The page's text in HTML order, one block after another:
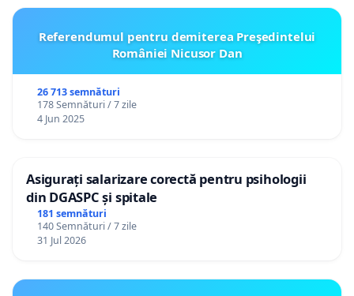
Referendumul pentru demiterea Preşedintelui
României Nicusor Dan
26 713 semnături
178 Semnături / 7 zile
4 Jun 2025
Asigurați salarizare corectă pentru psihologii
din DGASPC și spitale
181 semnături
140 Semnături / 7 zile
31 Jul 2026